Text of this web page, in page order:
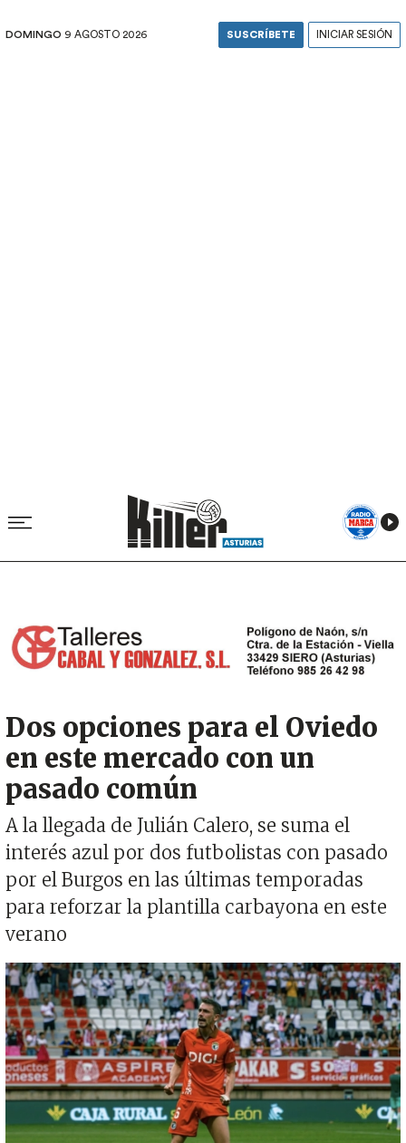
DOMINGO 9 AGOSTO 2026 SUSCRÍBETE INICIAR SESIÓN
Dos opciones para el Oviedo
en este mercado con un
pasado común
A la llegada de Julián Calero, se suma el
interés azul por dos futbolistas con pasado
por el Burgos en las últimas temporadas
para reforzar la plantilla carbayona en este
verano
Imagen